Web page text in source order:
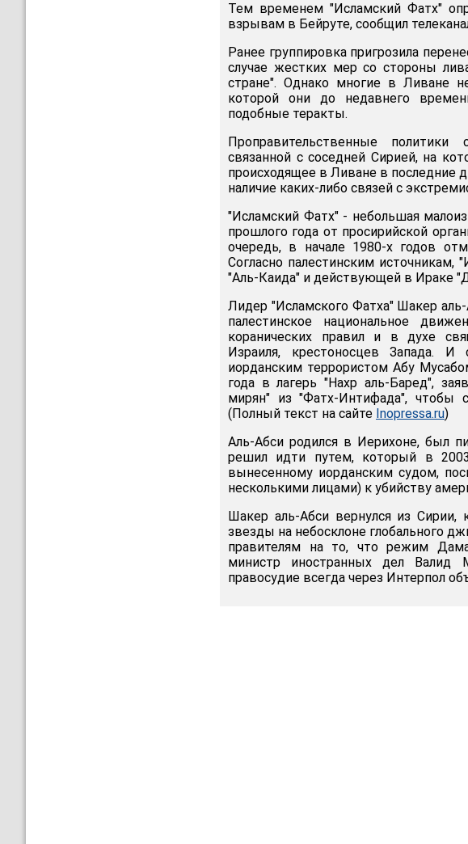
Тем временем "Исламский Фатх"
взрывам в Бейруте, сообщил
Ранее группировка пригрозила
случае жестких мер со стороны
стране". Однако многие в Ливане
которой они до недавнего
подобные теракты.
Проправительственные
связанной с соседней Сирией, на
происходящее в Ливане в последние
наличие каких-либо связей с
"Исламский Фатх" - небольшая
прошлого года от просирийской
очередь, в начале 1980-х годов
Согласно палестинским источникам,
"Аль-Каида" и действующей в Ираке
Лидер "Исламского Фатха" Шакер
палестинское национальное
коранических правил и в духе
Израиля, крестоносцев Запада.
иорданским террористом Абу
года в лагерь "Нахр аль-Баред",
мирян" из "Фатх-Интифада", чтобы
(Полный текст на сайте Inopressa.ru)
Аль-Абси родился в Иерихоне, был
решил идти путем, который в
вынесенному иорданским судом,
несколькими лицами) к убийству
Шакер аль-Абси вернулся из Сирии,
звезды на небосклоне глобального
правителям на то, что режим
министр иностранных дел Валид
правосудие всегда через Интерпол